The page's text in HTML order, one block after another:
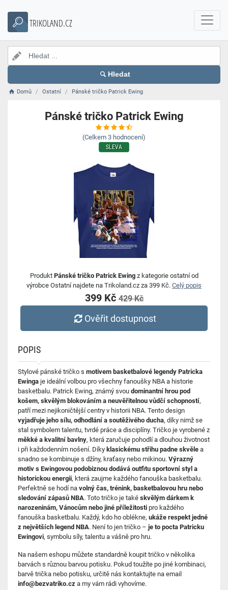
TRIKOLAND.CZ
Hledat
Domů Ostatní Pánské tričko Patrick Ewing
Pánské tričko Patrick Ewing
(Celkem 3 hodnocení)
SLEVA
Produkt Pánské tričko Patrick Ewingz kategorie ostatní od
výrobce Ostatní najdete na Trikoland.cz za 399 Kč. Celý popis
399 Kč429 Kč
Ověřit dostupnost
POPIS
Stylové pánské tričko s motivem basketbalové legendy Patricka
Ewinga je ideální volbou pro všechny fanoušky NBA a historie
basketbalu. Patrick Ewing, známý svou dominantní hrou pod
košem, skvělým blokováním a neuvěřitelnou vůdčí schopností,
patří mezi nejikoničtější centry v historii NBA. Tento design
vyjadřuje jeho sílu, odhodlání a soutěživého ducha, díky nimž se
stal symbolem talentu, tvrdé práce a disciplíny. Tričko je vyrobené z
měkké a kvalitní bavlny, která zaručuje pohodlí a dlouhou životnost
i při každodenním nošení. Díky klasickému střihu padne skvěle a
snadno se kombinuje s džíny, kraťasy nebo mikinou. Výrazný
motiv s Ewingovou podobiznou dodává outfitu sportovní styl a
historickou energii, která zaujme každého fanouška basketbalu.
Perfektně se hodí na volný čas, trénink, basketbalovou hru nebo
sledování zápasů NBA. Toto tričko je také skvělým dárkem k
narozeninám, Vánocům nebo jiné příležitosti pro každého
fanouška basketbalu. Každý, kdo ho oblékne, ukáže respekt jedné
z největších legend NBA. Není to jen tričko – je to pocta Patricku
Ewingovi, symbolu síly, talentu a vášně pro hru.
Na našem eshopu můžete standardně koupit tričko v několika
barvách s různou barvou potisku. Pokud toužíte po jiné kombinaci,
barvě trička nebo potisku, určitě nás kontaktujte na email
info@bezvatriko.cz a my vám rádi vyhovíme.